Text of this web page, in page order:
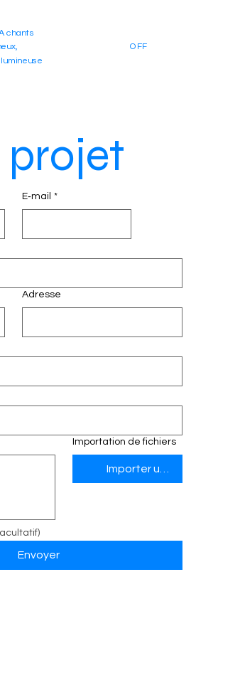
projet
E‑mail *
Adresse
Importation de fichiers
Importer un fichier
Envoyer
chants
OFF
chants
ON